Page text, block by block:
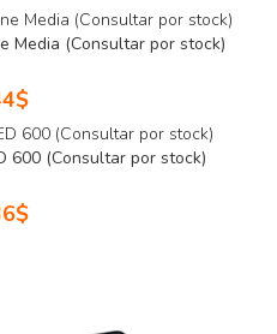
Media (Consultar por stock)
$
600 (Consultar por stock)
$